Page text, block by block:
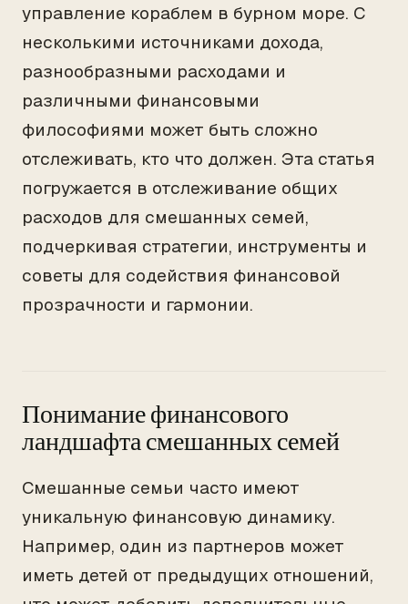
управление кораблем в бурном море. С
несколькими источниками дохода,
разнообразными расходами и
различными финансовыми
философиями может быть сложно
отслеживать, кто что должен. Эта статья
погружается в отслеживание общих
расходов для смешанных семей,
подчеркивая стратегии, инструменты и
советы для содействия финансовой
прозрачности и гармонии.
Понимание финансового
ландшафта смешанных семей
Смешанные семьи часто имеют
уникальную финансовую динамику.
Например, один из партнеров может
иметь детей от предыдущих отношений,